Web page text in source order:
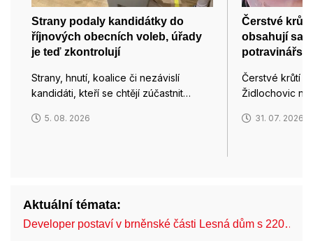
Strany podaly kandidátky do
říjnových obecních voleb, úřady
je teď zkontrolují
Strany, hnutí, koalice či nezávislí
kandidáti, kteří se chtějí zúčastnit…
5. 08. 2026
Čerstvé krůtí
obsahují
Čerstvé krůtí
Židlochovic na
31. 07. 2026
Aktuální témata:
Developer postaví v brněnské části Lesná dům s 220…